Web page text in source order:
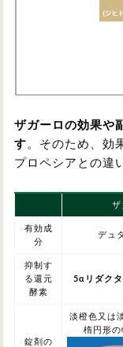
ザガーロの効果や
す 。そのため、効
プロペシアとの違
ザ
有効成
分
デュ
抑制す
る還元
酵素
5αリダク
錠剤の
淡橙色又は
楕円形の